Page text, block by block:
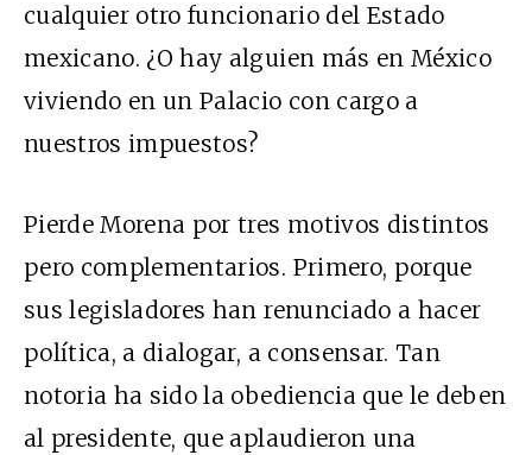
cualquier otro funcionario del Estado
mexicano. ¿O hay alguien más en México
viviendo en un Palacio con cargo a
nuestros impuestos?
Pierde Morena por tres motivos distintos
pero complementarios. Primero, porque
sus legisladores han renunciado a hacer
política, a dialogar, a consensar. Tan
notoria ha sido la obediencia que le deben
al presidente, que aplaudieron una